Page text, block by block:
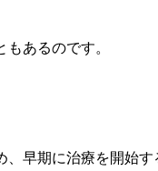
あるのです。
早期に治療を開始